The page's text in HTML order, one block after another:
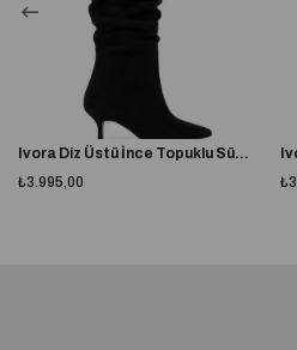
Taraklı yapıya veya buçuklu
almanız tavsiye edilir.
%100 yerli üretim
A plus kalite kusursuz işçilik
Topuk Boyu Yüksek Topuklu
Ivora Diz Üstü İnce Topuklu Süet Çizme Siyah
₺3.995,00